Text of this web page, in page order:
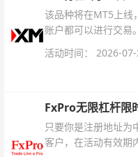
该品种将在MT5上线
账户都可以进行交易。
活动时间： 2026-
FxPro无限杠杆限
只要你是注册地址为
客户，在活动有效期